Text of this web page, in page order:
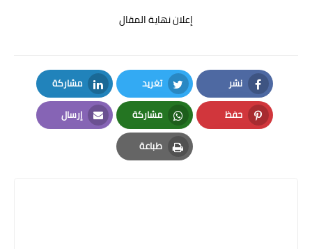
إعلان نهاية المقال
نشر
Facebook
تغريد
Twitter
مشاركة
LinkedIn
حفظ
Pinterest
مشاركة
Whatsapp
إرسال
Email
طباعة
Print